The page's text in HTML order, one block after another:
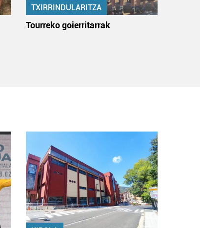
TXIRRINDULARITZA
Tourreko goierritarrak